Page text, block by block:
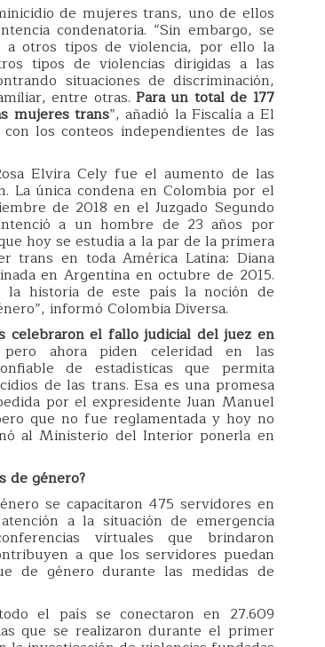
de mujeres trans, uno de ellos
condenatoria. “Sin embargo, se
a otros tipos de violencia, por ello la
tipos de violencias dirigidas a las
situaciones de discriminación,
entre otras. Para un total de 177
mujeres trans”, añadió la Fiscalía a El
los conteos independientes de las
Elvira Cely fue el aumento de las
La única condena en Colombia por el
de 2018 en el Juzgado Segundo
a un hombre de 23 años por
hoy se estudia a la par de la primera
trans en toda América Latina: Diana
en Argentina en octubre de 2015.
la historia de este país la noción de
informó Colombia Diversa.
celebraron el fallo judicial del juez en
ahora piden celeridad en las
de estadísticas que permita
de las trans. Esa es una promesa
por el expresidente Juan Manuel
que no fue reglamentada y hoy no
al Ministerio del Interior ponerla en
de género?
se capacitaron 475 servidores en
a la situación de emergencia
virtuales que brindaron
a que los servidores puedan
de género durante las medidas de
el país se conectaron en 27.609
que se realizaron durante el primer